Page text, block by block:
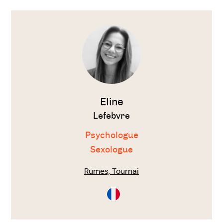
Voir
Eline
Lefebvre
Psychologue
Sexologue
Rumes, Tournai
Consultation
en